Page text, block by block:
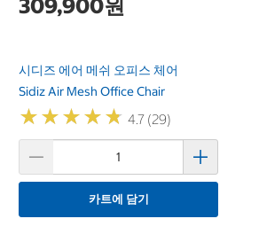
시디즈 에어 메쉬 오피스 체어
Sidiz Air Mesh Office Chair
★★★★★
★★★★★ 4.7 (29)
카트에 담기